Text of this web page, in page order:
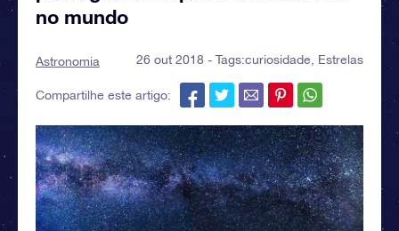
no mundo
Astronomia 26 out 2018 - Tags:curiosidade Estrelas
Compartilhe este artigo: